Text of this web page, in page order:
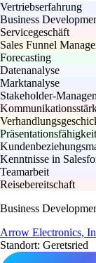
Vertriebserfahrung
Business
Servicegeschäft
Sales Funnel
Forecasting
Datenanalyse
Marktanalyse
Stakeholder-
Präsentationsfähigkeit
Kenntnisse in
Teamarbeit
Reisebereitschaft
Business
Arrow Electronics,
Standort: Geretsried